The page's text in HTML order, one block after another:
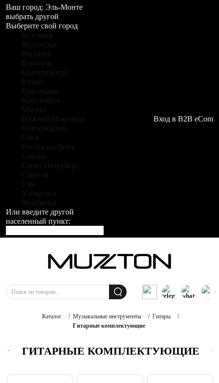
Ваш город: Эль-Монте
выбрать другой
Выберите свой город
Белгород
Волгоград
Воронеж
Воронеж
Екатеринбург
Казань
Краснодар
Красноярск
Москва
Нижний Новгород
Новосибирск
Омск
Ростов-на-Дону
Самара
Санкт-Петербург
Саратов
Уфа
Хабаровск
Челябинск
Или введите другой
населенный пункт:
Вход в B2B eCom
Каталог / Музыкальные инструменты / Гитары
/
Гитарные комплектующие
ГИТАРНЫЕ КОМПЛЕКТУЮЩИЕ